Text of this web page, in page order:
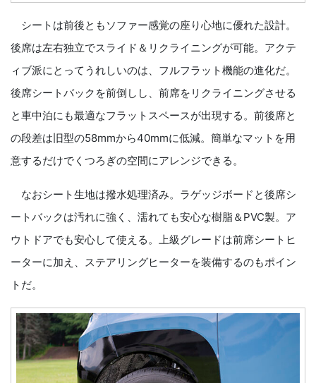
シートは前後ともソファー感覚の座り心地に優れた設計。
後席は左右独立でスライド＆リクライニングが可能。アクテ
ィブ派にとってうれしいのは、フルフラット機能の進化だ。
後席シートバックを前倒しし、前席をリクライニングさせる
と車中泊にも最適なフラットスペースが出現する。前後席と
の段差は旧型の58mmから40mmに低減。簡単なマットを用
意するだけでくつろぎの空間にアレンジできる。
なおシート生地は撥水処理済み。ラゲッジボードと後席シ
ートバックは汚れに強く、濡れても安心な樹脂＆PVC製。ア
ウトドアでも安心して使える。上級グレードは前席シートヒ
ーターに加え、ステアリングヒーターを装備するのもポイン
トだ。